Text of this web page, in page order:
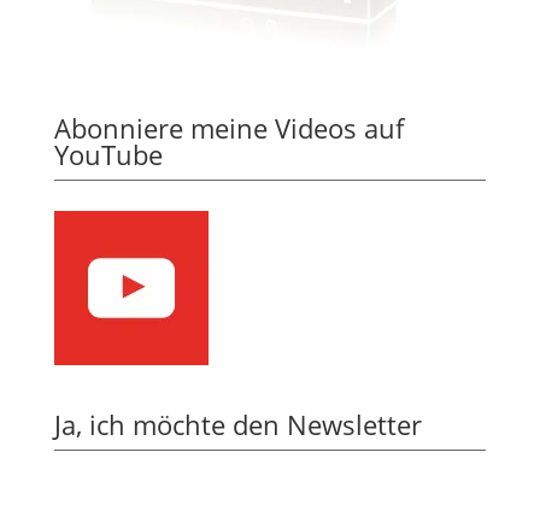
Abonniere meine Videos auf
YouTube
Ja, ich möchte den Newsletter